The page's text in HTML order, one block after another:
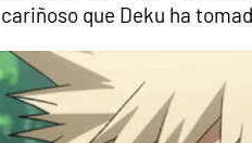
cariñoso que Deku ha